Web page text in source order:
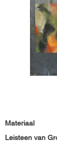
Materiaal
Leisteen van